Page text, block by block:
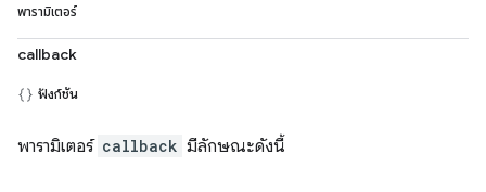
พารามิเตอร์
callback
ฟังก์ชัน
พารามิเตอร์ callback มีลักษณะดังนี้